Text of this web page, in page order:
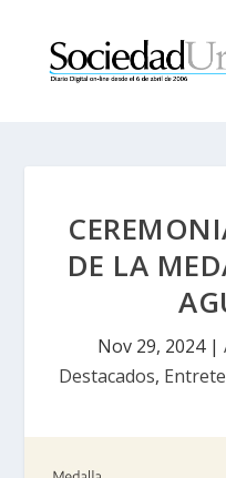
DE LA
Nov 29, 2024|
Destacados,